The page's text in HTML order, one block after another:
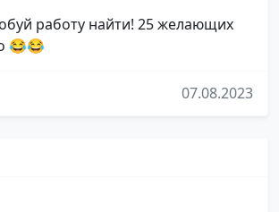
работу найти! 25 желающих
😂😂
07.08.2023